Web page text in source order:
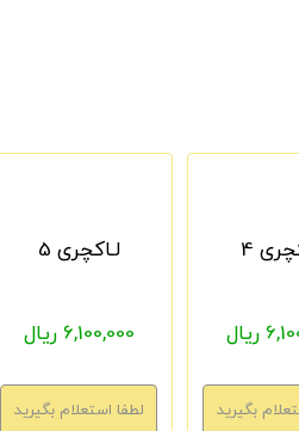
4
ریال
لـاکچری 5
6,100,000 ریال